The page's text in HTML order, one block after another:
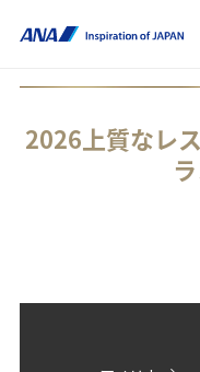
2026上質なレ